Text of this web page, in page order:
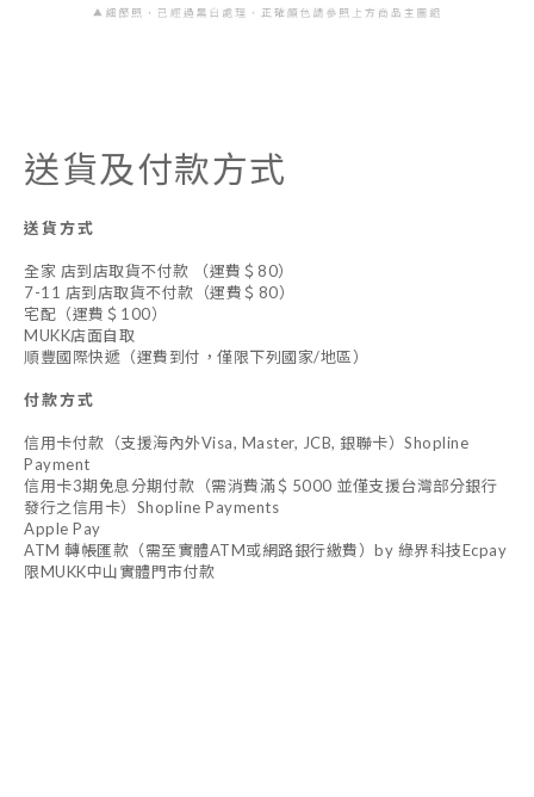
送貨及付款方式
送貨方式
全家 店到店取貨不付款 （運費＄80）
7-11 店到店取貨不付款（運費＄80）
宅配（運費＄100）
MUKK店面自取
順豐國際快遞（運費到付，僅限下列國家/地區）
付款方式
信用卡付款（支援海內外Visa, Master, JCB, 銀聯卡）Shopline
Payment
信用卡3期免息分期付款（需消費滿＄5000 並僅支援台灣部分銀行
發行之信用卡）Shopline Payments
Apple Pay
ATM 轉帳匯款（需至實體ATM或網路銀行繳費）by 綠界科技Ecpay
限MUKK中山實體門市付款